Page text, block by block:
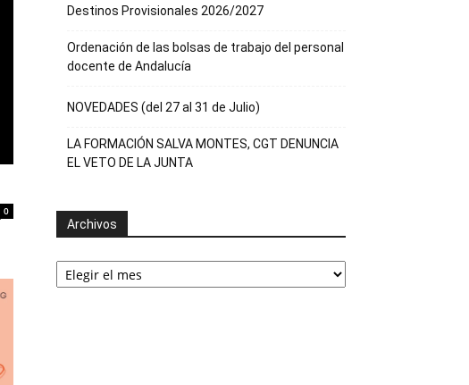
0
Destinos Provisionales 2026/2027
Ordenación de las bolsas de trabajo del personal
docente de Andalucía
NOVEDADES (del 27 al 31 de Julio)
LA FORMACIÓN SALVA MONTES, CGT DENUNCIA
EL VETO DE LA JUNTA
Archivos
Archivos